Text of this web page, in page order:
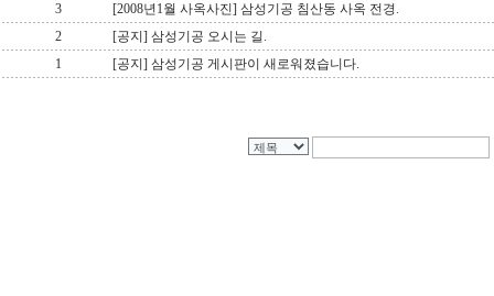
3
[2008년1월 사옥사진] 삼성기공 침산동 사옥 전경.
2
[공지] 삼성기공 오시는 길.
1
[공지] 삼성기공 게시판이 새로워졌습니다.